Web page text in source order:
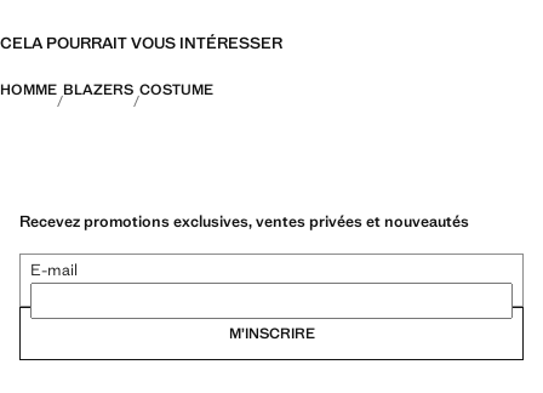
CELA POURRAIT VOUS INTÉRESSER
HOMME BLAZERS COSTUME
Recevez promotions exclusives, ventes privées et nouveautés
E-mail
M’INSCRIRE